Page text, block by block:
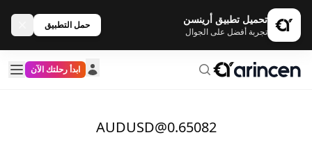
تحميل تطبيق أرينسن
تجربة أفضل على الجوال
حمل التطبيق
ابدأ رحلتك الآن
AUDUSD@0.65082